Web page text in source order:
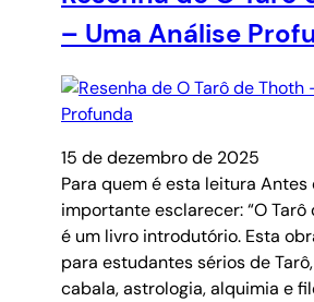
– Uma Análise
15 de dezembro de 2025
Para quem é esta leitura Antes
importante esclarecer: “O Tarô
é um livro introdutório. Esta
para estudantes sérios de
cabala, astrologia, alquimia e